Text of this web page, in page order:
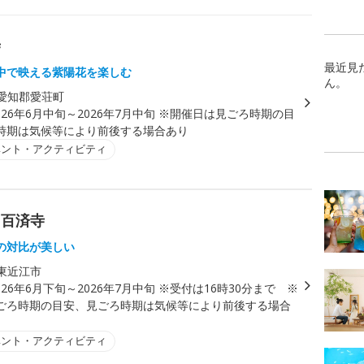
で映える紫陽花を楽しむ
知郡愛荘町
年6月中旬～2026年7月中旬 ※開催日は見ごろ時期の目
期は気候等により前後する場合あり
ト・アクティビティ
済寺
対比が美しい
近江市
年6月下旬～2026年7月中旬 ※受付は16時30分まで ※
ろ時期の目安、見ごろ時期は気候等により前後する場合
ト・アクティビティ
最近見
ん。